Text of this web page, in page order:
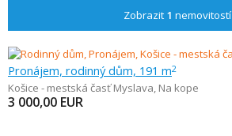
Zobrazit 1 nemovitostí
Pronájem, rodinný dům, 191 m2
Košice - mestská časť Myslava, Na kope
3 000,00 EUR